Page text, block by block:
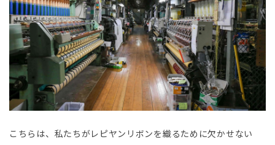
こちらは、私たちがレピヤンリボンを織るために欠かせない